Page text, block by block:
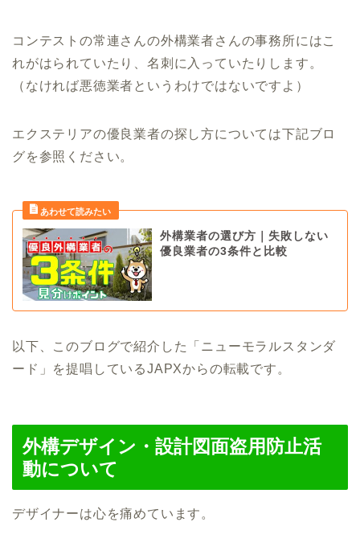
コンテストの常連さんの外構業者さんの事務所にはこ
れがはられていたり、名刺に入っていたりします。
（なければ悪徳業者というわけではないですよ）
エクステリアの優良業者の探し方については下記ブロ
グを参照ください。
外構業者の選び方｜失敗しない
優良業者の3条件と比較
以下、このブログで紹介した「ニューモラルスタンダ
ード」を提唱しているJAPXからの転載です。
外構デザイン・設計図面盗用防止活
動について
デザイナーは心を痛めています。